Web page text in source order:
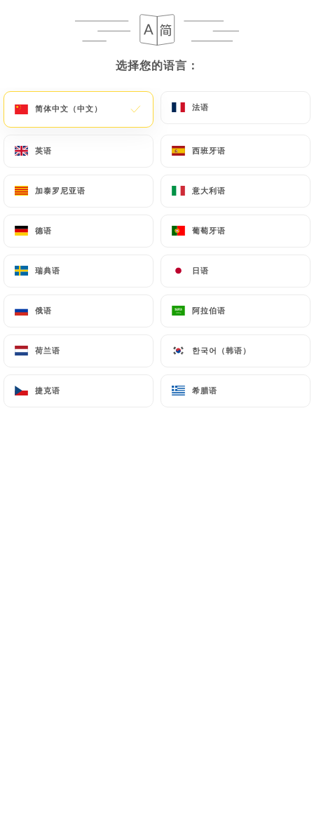
选择您的语言：
简体中文（中文） 法语
英语 西班牙语
加泰罗尼亚语 意大利语
德语 葡萄牙语
瑞典语 日语
俄语 阿拉伯语
荷兰语 한국어（韩语）
捷克语 希腊语
主页/图库
图库
选择您的语言：
简体中文（中文） 法语
英语 西班牙语
加泰罗尼亚语 意大利语
德语 葡萄牙语
瑞典语 日语
俄语 阿拉伯语
荷兰语 한국어（韩语）
捷克语 希腊语